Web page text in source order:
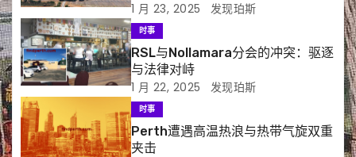
1 月 23, 2025 发现珀斯
时事
RSL与Nollamara分会的冲突：驱逐
与法律对峙
1 月 22, 2025 发现珀斯
时事
Perth遭遇高温热浪与热带气旋双重
夹击